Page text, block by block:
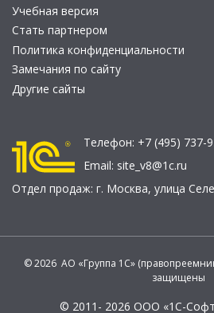
Учебная версия
Стать партнером
Политика конфиденциальности
Замечания по сайту
Другие сайты
Телефон: +7 (495) 737-
Email: site_v8@1c.ru
Отдел продаж: г. Москва, улица
© 2026 АО «Группа 1С»
защищены
© 2011- 2026 ООО «1С-